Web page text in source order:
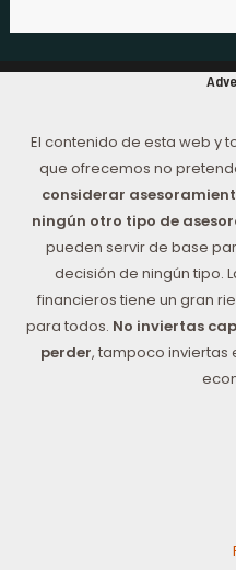
El contenido de esta web y
que ofrecemos no
considerar
ningún otro tipo de
pueden servir de base
decisión de ningún tipo.
financieros tiene un gran
para todos. No inviertas
perder, tampoco inviertas